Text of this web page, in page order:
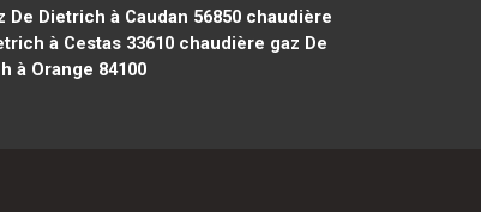
Dietrich à Caudan 56850chaudière
à Cestas 33610 chaudière gaz De
à Orange 84100